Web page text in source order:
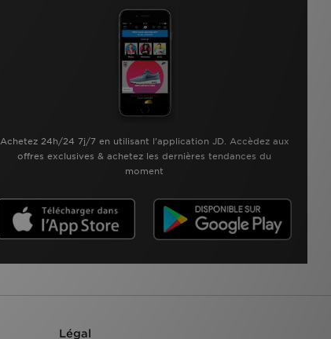
Achetez 24h/24 7j/7 en utilisant l'application JD. Accèdez aux
offres exclusives & achetez les dernières tendances du
moment
Légal